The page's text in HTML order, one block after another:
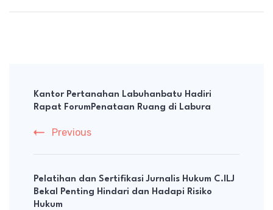
Navigation
Kantor Pertanahan Labuhanbatu Hadiri
Rapat ForumPenataan Ruang di Labura
Previous
Pelatihan dan Sertifikasi Jurnalis Hukum C.ILJ
Bekal Penting Hindari dan Hadapi Risiko
Hukum